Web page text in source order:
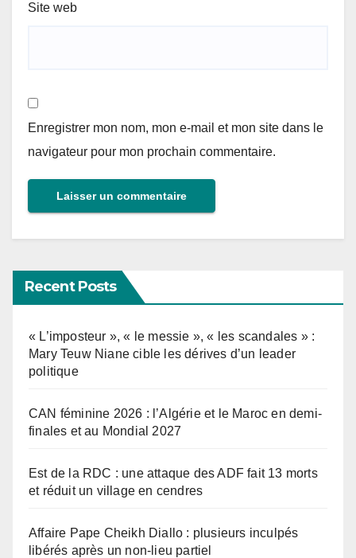
Site web
Enregistrer mon nom, mon e-mail et mon site dans le
navigateur pour mon prochain commentaire.
Recent Posts
« L’imposteur », « le messie », « les scandales » :
Mary Teuw Niane cible les dérives d’un leader
politique
CAN féminine 2026 : l’Algérie et le Maroc en demi-
finales et au Mondial 2027
Est de la RDC : une attaque des ADF fait 13 morts
et réduit un village en cendres
Affaire Pape Cheikh Diallo : plusieurs inculpés
libérés après un non-lieu partiel